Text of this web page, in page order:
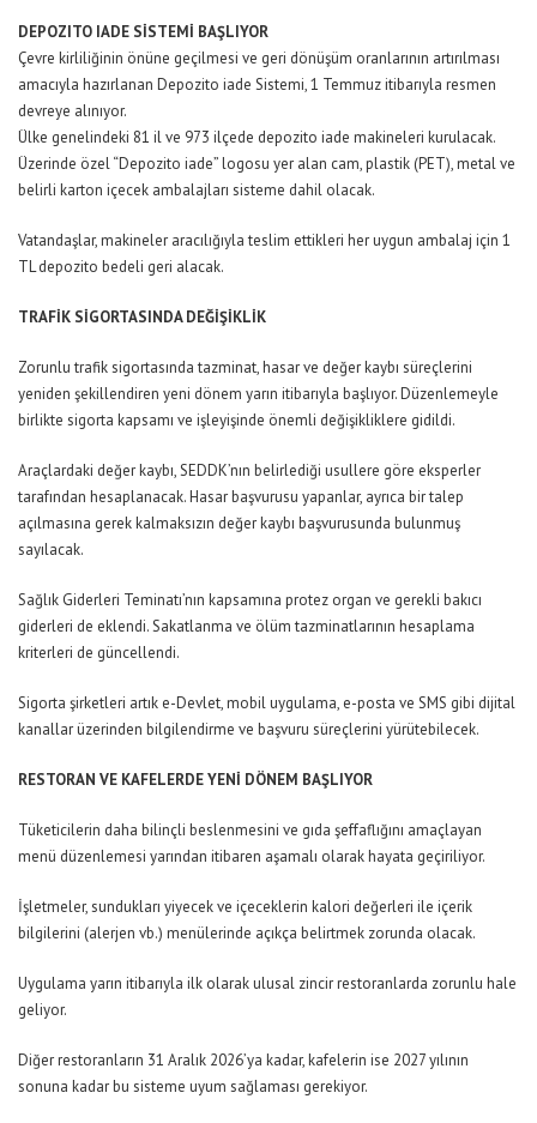
DEPOZITO IADE SİSTEMİ BAŞLIYOR
Çevre kirliliğinin önüne geçilmesi ve geri dönüşüm oranlarının artırılması
amacıyla hazırlanan Depozito iade Sistemi, 1 Temmuz itibarıyla resmen
devreye alınıyor.
Ülke genelindeki 81 il ve 973 ilçede depozito iade makineleri kurulacak.
Üzerinde özel “Depozito iade” logosu yer alan cam, plastik (PET), metal ve
belirli karton içecek ambalajları sisteme dahil olacak.
Vatandaşlar, makineler aracılığıyla teslim ettikleri her uygun ambalaj için 1
TL depozito bedeli geri alacak.
TRAFİK SİGORTASINDA DEĞİŞİKLİK
Zorunlu trafik sigortasında tazminat, hasar ve değer kaybı süreçlerini
yeniden şekillendiren yeni dönem yarın itibarıyla başlıyor. Düzenlemeyle
birlikte sigorta kapsamı ve işleyişinde önemli değişikliklere gidildi.
Araçlardaki değer kaybı, SEDDK’nın belirlediği usullere göre eksperler
tarafından hesaplanacak. Hasar başvurusu yapanlar, ayrıca bir talep
açılmasına gerek kalmaksızın değer kaybı başvurusunda bulunmuş
sayılacak.
Sağlık Giderleri Teminatı’nın kapsamına protez organ ve gerekli bakıcı
giderleri de eklendi. Sakatlanma ve ölüm tazminatlarının hesaplama
kriterleri de güncellendi.
Sigorta şirketleri artık e-Devlet, mobil uygulama, e-posta ve SMS gibi dijital
kanallar üzerinden bilgilendirme ve başvuru süreçlerini yürütebilecek.
RESTORAN VE KAFELERDE YENİ DÖNEM BAŞLIYOR
Tüketicilerin daha bilinçli beslenmesini ve gıda şeffaflığını amaçlayan
menü düzenlemesi yarından itibaren aşamalı olarak hayata geçiriliyor.
İşletmeler, sundukları yiyecek ve içeceklerin kalori değerleri ile içerik
bilgilerini (alerjen vb.) menülerinde açıkça belirtmek zorunda olacak.
Uygulama yarın itibarıyla ilk olarak ulusal zincir restoranlarda zorunlu hale
geliyor.
Diğer restoranların 31 Aralık 2026’ya kadar, kafelerin ise 2027 yılının
sonuna kadar bu sisteme uyum sağlaması gerekiyor.